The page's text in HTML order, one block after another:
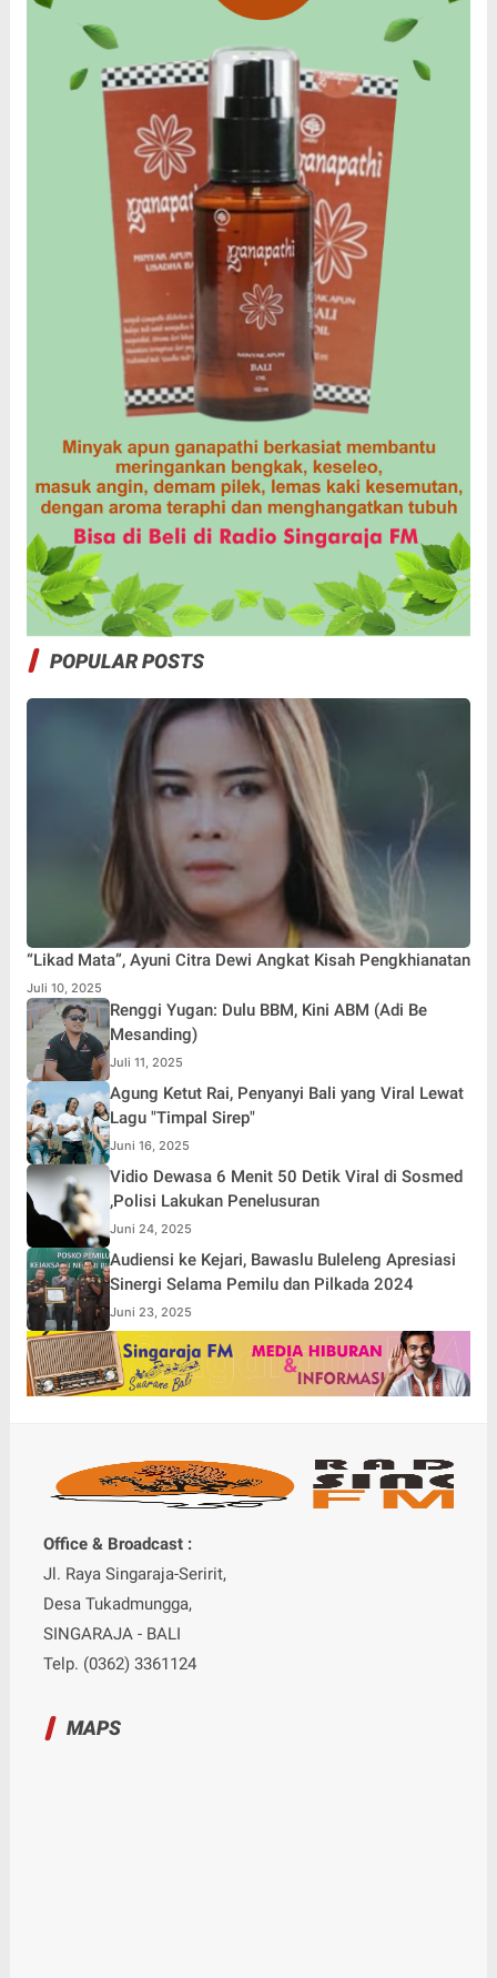
POPULAR POSTS
“Likad Mata”, Ayuni Citra Dewi Angkat Kisah Pengkhianatan
Juli 10, 2025
Renggi Yugan: Dulu BBM, Kini ABM (Adi Be
Mesanding)
Juli 11, 2025
Agung Ketut Rai, Penyanyi Bali yang Viral Lewat
Lagu "Timpal Sirep"
Juni 16, 2025
Vidio Dewasa 6 Menit 50 Detik Viral di Sosmed
,Polisi Lakukan Penelusuran
Juni 24, 2025
Audiensi ke Kejari, Bawaslu Buleleng Apresiasi
Sinergi Selama Pemilu dan Pilkada 2024
Juni 23, 2025
Office & Broadcast :
Jl. Raya Singaraja-Seririt,
Desa Tukadmungga,
SINGARAJA - BALI
Telp. (0362) 3361124
MAPS